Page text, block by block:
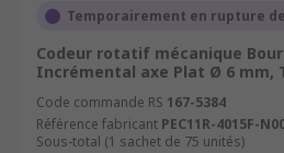
Temporairement en rupture
Codeur rotatif mécanique
Incrémental axe Plat Ø 6 mm,
Code commande RS 167-5384
Référence fabricant PEC11R-4015F-
Sous-total (1 sachet de 75 unités)